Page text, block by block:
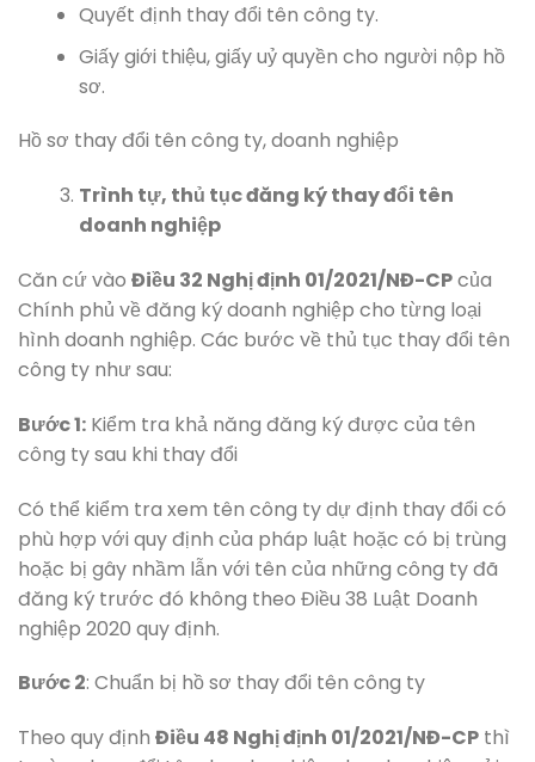
Quyết định thay đổi tên công ty.
Giấy giới thiệu, giấy uỷ quyền cho người nộp hồ
sơ.
Hồ sơ thay đổi tên công ty, doanh nghiệp
Trình tự, thủ tục đăng ký thay đổi tên
doanh nghiệp
Căn cứ vào Điều 32 Nghị định 01/2021/NĐ-CPcủa
Chính phủ về đăng ký doanh nghiệp cho từng loại
hình doanh nghiệp. Các bước về thủ tục thay đổi tên
công ty như sau:
Bước 1: Kiểm tra khả năng đăng ký được của tên
công ty sau khi thay đổi
Có thể kiểm tra xem tên công ty dự định thay đổi có
phù hợp với quy định của pháp luật hoặc có bị trùng
hoặc bị gây nhầm lẫn với tên của những công ty đã
đăng ký trước đó không theo Điều 38 Luật Doanh
nghiệp 2020 quy định.
Bước 2: Chuẩn bị hồ sơ thay đổi tên công ty
Theo quy định Điều 48 Nghị định 01/2021/NĐ-CP thì